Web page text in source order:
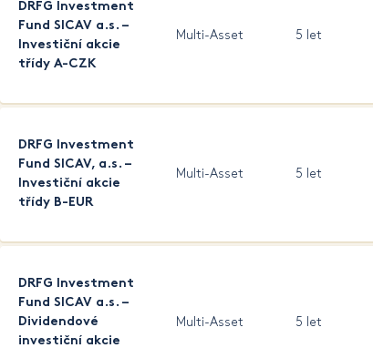
DRFG Investment
Fund SICAV a.s. –
Investiční akcie
třídy A-CZK
Multi-Asset 5 let
DRFG Investment
Fund SICAV, a.s. –
Investiční akcie
třídy B-EUR
Multi-Asset 5 let
DRFG Investment
Fund SICAV a.s. –
Dividendové
investiční akcie
Multi-Asset 5 let